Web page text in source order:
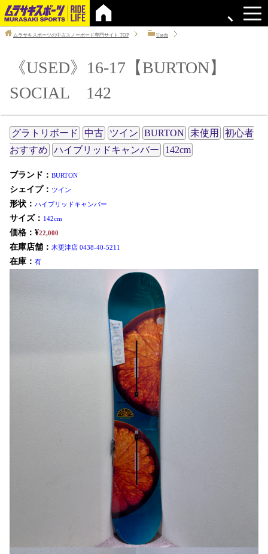
ムラサキスポーツの中古スノーボード専門サイト TOP Useds
《USED》16-17【BURTON】
SOCIAL 142
グラトリボード 中古 ツイン BURTON 未使用
初心者
おすすめ
ハイブリッドキャンバー 142cm
ブランド： BURTON
シェイプ： ツイン
形状： ハイブリッドキャンバー
サイズ： 142cm
価格：¥22,000
在庫店舗： 木更津店 0438-40-5211
在庫： 有